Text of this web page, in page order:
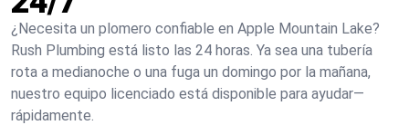
¿Necesita un plomero confiable en Apple Mountain Lake?
Rush Plumbing está listo las 24 horas. Ya sea una tubería
rota a medianoche o una fuga un domingo por la mañana,
nuestro equipo licenciado está disponible para ayudar—
rápidamente.